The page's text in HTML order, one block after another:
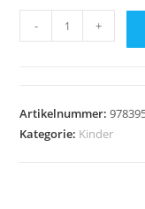
werd
den
Hickauf
- +
Artikelnummer:
Kategorie: Kinder